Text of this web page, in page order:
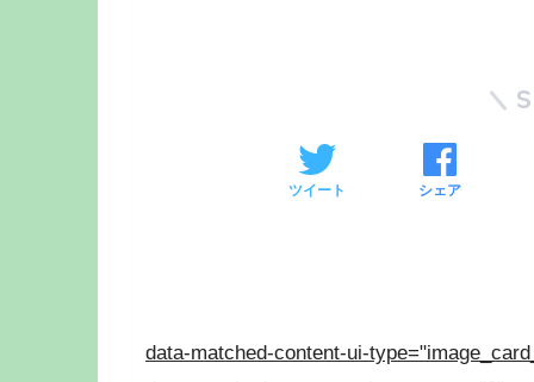
ツイート シェア
data-matched-content-ui-